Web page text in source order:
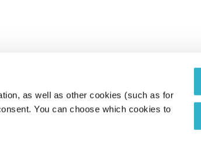
as well as other cookies (such as for
You can choose which cookies to